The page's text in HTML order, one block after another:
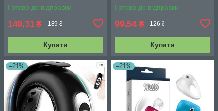
Готово до відправки
149,31 ₴ 189 ₴
Купити
Готово до відправки
99,54 ₴ 126 ₴
Купити
–21% –21%